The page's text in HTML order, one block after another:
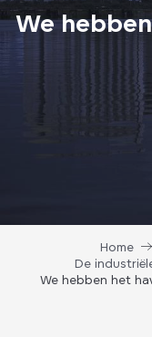
We
Home
De
We hebben het